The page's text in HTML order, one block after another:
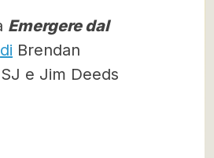
Emergere dal
di Brendan
e Jim Deeds